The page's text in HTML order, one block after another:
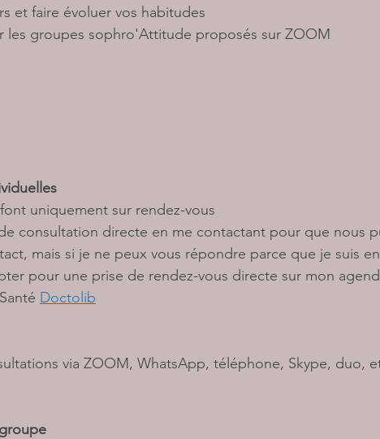
et faire évoluer vos habitudes
les groupes sophro'Attitude proposés sur ZOOM
uniquement sur rendez-vous
consultation directe en me contactant pour que nous
mais si je ne peux vous répondre parce que je suis
pour une prise de rendez-vous directe sur mon
Doctolib
via ZOOM, WhatsApp, téléphone, Skype, duo,